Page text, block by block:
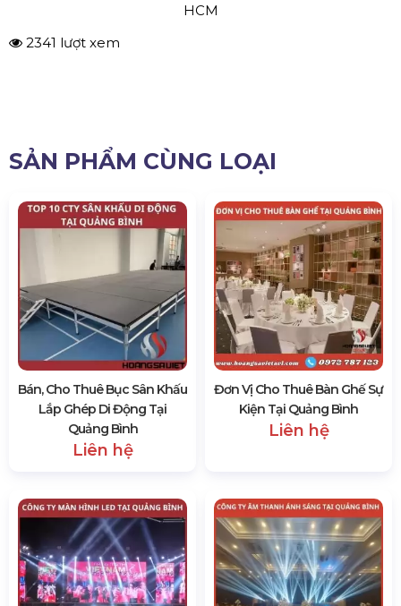
HCM
2341 lượt xem
SẢN PHẨM CÙNG LOẠI
Bán, Cho Thuê Bục Sân Khấu
Lắp Ghép Di Động Tại
Quảng Bình
Liên hệ
Đơn Vị Cho Thuê Bàn Ghế Sự
Kiện Tại Quảng Bình
Liên hệ